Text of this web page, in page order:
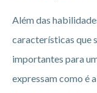
Além das
características que
importantes para
expressam como é